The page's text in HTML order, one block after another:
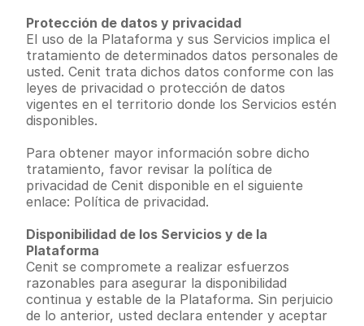
Protección de datos y privacidad
El uso de la Plataforma y sus Servicios implica el
tratamiento de determinados datos personales de
usted. Cenit trata dichos datos conforme con las
leyes de privacidad o protección de datos
vigentes en el territorio donde los Servicios estén
disponibles.
Para obtener mayor información sobre dicho
tratamiento, favor revisar la política de
privacidad de Cenit disponible en el siguiente
enlace: Política de privacidad.
Disponibilidad de los Servicios y de la
Plataforma
Cenit se compromete a realizar esfuerzos
razonables para asegurar la disponibilidad
continua y estable de la Plataforma. Sin perjuicio
de lo anterior, usted declara entender y aceptar